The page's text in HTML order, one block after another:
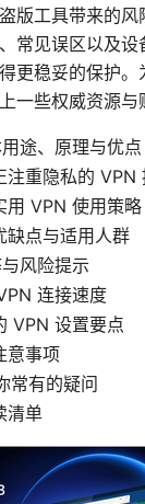
版工具带来的
常见误区以及设
更稳妥的保护。
一些权威资源与
途、原理与优点
注重隐私的 VPN
用 VPN 使用策略
缺点与适用人群
风险提示
连接速度
VPN 设置要点
意事项
常有的疑问
清单